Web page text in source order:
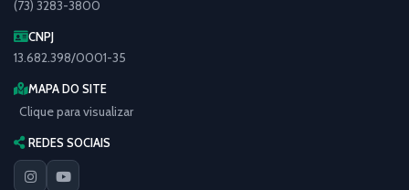
(73) 3283-3800
CNPJ
13.682.398/0001-35
MAPA DO SITE
Clique para visualizar
REDES SOCIAIS